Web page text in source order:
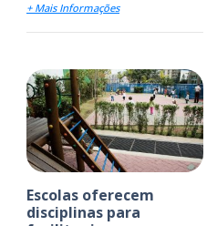
+ Mais Informações
Escolas oferecem
disciplinas para